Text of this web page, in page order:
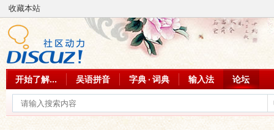
收藏本站
开始了解... 吴语拼音 字典 · 词典 输入法 论坛